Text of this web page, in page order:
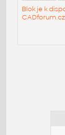
Blok je k